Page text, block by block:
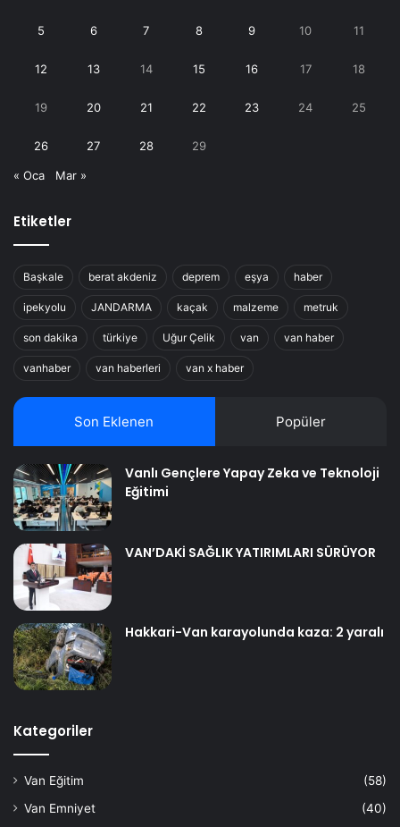
5 6 7 8 9 10 11
12 13 14 15 16 17 18
19 20 21 22 23 24 25
26 27 28 29
« Oca Mar »
Etiketler
Başkale berat akdeniz deprem eşya haber
ipekyolu JANDARMA kaçak malzeme metruk
son dakika türkiye Uğur Çelik van van haber
vanhaber van haberleri van x haber
Son Eklenen Popüler
Vanlı Gençlere Yapay Zeka ve Teknoloji
Eğitimi
VAN’DAKİ SAĞLIK YATIRIMLARI SÜRÜYOR
Hakkari-Van karayolunda kaza: 2 yaralı
Kategoriler
Van Eğitim
(58)
Van Emniyet
(40)